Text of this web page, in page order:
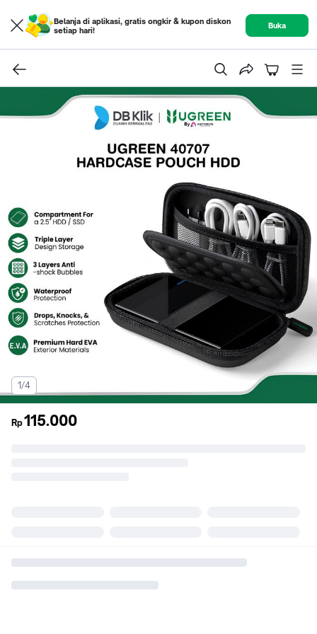
Belanja di aplikasi, gratis ongkir & kupon diskon
setiap hari!
Buka
1/4
Rp115.000